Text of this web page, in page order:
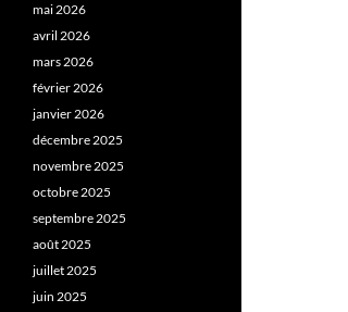
mai 2026
avril 2026
mars 2026
février 2026
janvier 2026
décembre 2025
novembre 2025
octobre 2025
septembre 2025
août 2025
juillet 2025
juin 2025